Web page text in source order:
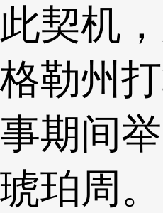
此契机
格勒州
事期间
琥珀周。